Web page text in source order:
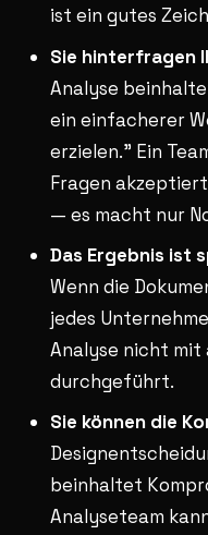
ist ein gutes
Sie hinterfragen
Analyse
ein einfacherer
erzielen." Ein
Fragen
— es macht nur
Das Ergebnis ist
Wenn die
jedes
Analyse nicht
durchgeführt.
Sie können die
beinhaltet
Analyseteam